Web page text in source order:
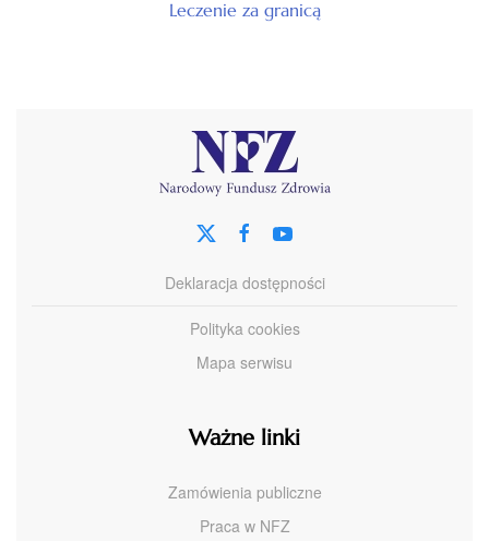
Leczenie za granicą
Deklaracja dostępności
Polityka cookies
Mapa serwisu
Ważne linki
Zamówienia publiczne
Praca w NFZ